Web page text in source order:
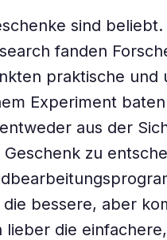
sind
fanden
praktische und
Experiment
aus der
zu
bessere, aber
lieber die